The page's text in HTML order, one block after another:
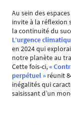
Au sein des
invite à la réflexion
la continuité du
L’urgence
en 2024 qui
notre planète au
Cette fois-ci,«
perpétuel » réunit
inégalités qui
saisissant d’un